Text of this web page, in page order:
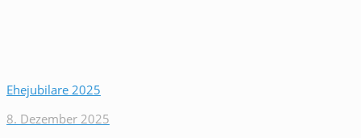
Ehejubilare 2025
8. Dezember 2025